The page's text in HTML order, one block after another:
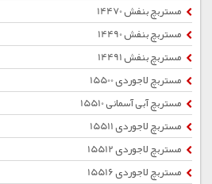
مستربچ بنفش 14470
مستربچ بنفش 14490
مستربچ بنفش 14491
مستربچ لاجوردی 15500
مستربچ آبی آسمانی 15510
مستربچ لاجوردی 15511
مستربچ لاجوردی 15512
مستربچ لاجوردی 15516